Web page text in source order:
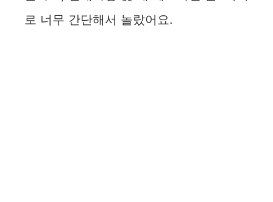
로 너무 간단해서 놀랐어요.